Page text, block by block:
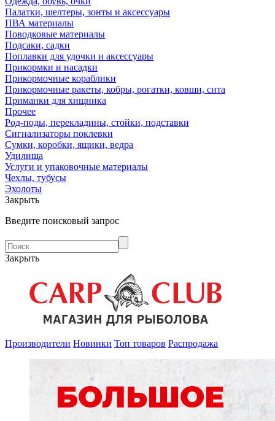
Палатки, шелтеры, зонты и аксессуары
ПВА материалы
Поводковые материалы
Подсаки, садки
Поплавки для удочки и аксессуары
Прикормки и насадки
Прикормочные кораблики
Прикормочные ракеты, кобры, рогатки, ковши, сита
Приманки для хищника
Прочее
Род-поды, перекладины, стойки, подставки
Сигнализаторы поклевки
Сумки, коробки, ящики, ведра
Удилища
Услуги и упаковочные материалы
Чехлы, тубусы
Эхолоты
Закрыть
Введите поисковый запрос
Закрыть
Производители Новинки Топ товаров Распродажа